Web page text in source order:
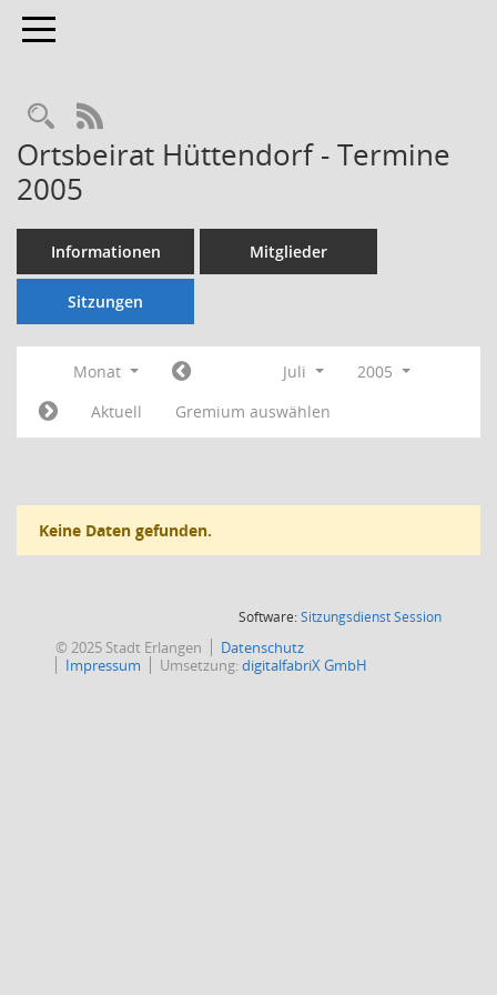
Toggle navigation
Rechercheauswahl
RSS-Feed
Ortsbeirat Hüttendorf - Termine
2005
Informationen Mitglieder
Sitzungen
Monat Juli
2005
Aktuell
Gremium auswählen
Keine Daten gefunden.
Software:SitzungsdienstSession(Wird in
© 2025 Stadt Erlangen
Datenschutz
Impressum
Umsetzung:digitalfabriX GmbH